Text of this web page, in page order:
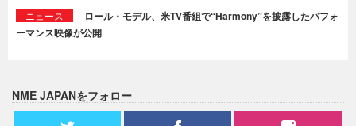
ニュース
ロール・モデル、米TV番組で“Harmony”を披露したパフォ
ーマンス映像が公開
NME JAPANをフォロー